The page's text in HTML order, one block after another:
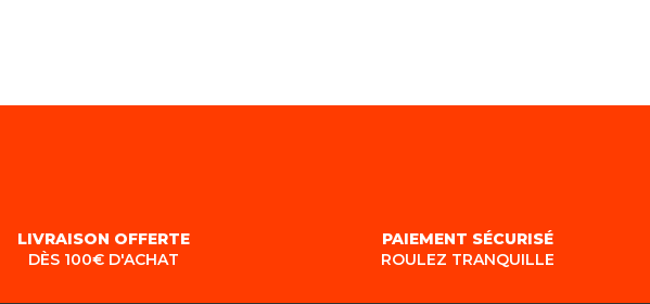
LIVRAISON OFFERTE
DÈS 100€ D'ACHAT
PAIEMENT SÉCURISÉ
ROULEZ TRANQUILLE